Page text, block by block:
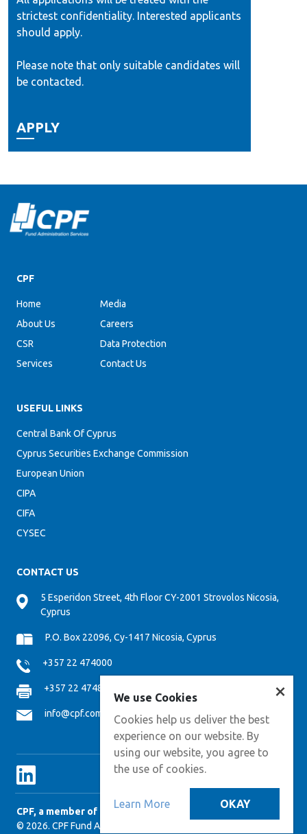
We use Cookies
Cookies help us deliver the best
experience on our website. By
using our website, you agree to
the use of cookies.
Learn More OKAY
×
strictest confidentiality. Interested applicants
should apply.
Please note that only suitable candidates will
be contacted.
APPLY
CPF
Home
About Us
CSR
Services
Media
Careers
Data Protection
Contact Us
USEFUL LINKS
Central Bank Of Cyprus
Cyprus Securities Exchange Commission
European Union
CIPA
CIFA
CYSEC
CONTACT US
5 Esperidon Street, 4th Floor CY-2001 Strovolos Nicosia,
Cyprus
P.O. Box 22096, Cy-1417 Nicosia, Cyprus
+357 22 474000
+357 22 474808
info@cpf.com.cy
CPF, a member of CPM GROUP
© 2026. CPF Fund Administration Services. All Right Reserved.